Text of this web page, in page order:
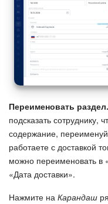
Битрикс24 в
Изменения в
Переименовать раздел.
подсказать сотруднику,
содержание,
работаете с доставкой
можно переименовать в
«Дата доставки».
Нажмите на Карандаш